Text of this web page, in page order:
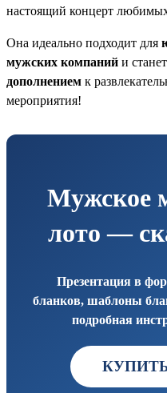
настоящий концерт
Она идеально подходит для
мужских компаний и станет
дополнением к
мероприятия!
Мужское
лото —
Презентация в
бланков, шаблоны
подробная
КУПИТЬ